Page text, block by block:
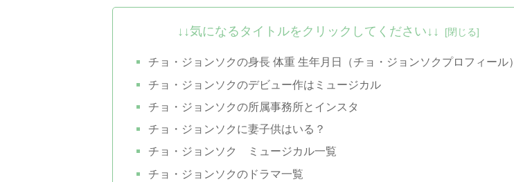
↓↓気になるタイトルをクリックしてください↓↓
チョ・ジョンソクの身長 体重 生年月日（チョ・ジョンソクプロフィール）
チョ・ジョンソクのデビュー作はミュージカル
チョ・ジョンソクの所属事務所とインスタ
チョ・ジョンソクに妻子供はいる？
チョ・ジョンソク ミュージカル一覧
チョ・ジョンソクのドラマ一覧